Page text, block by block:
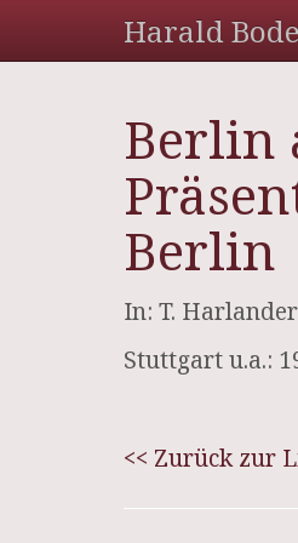
Harald
Berlin
Berlin
In: T.
Stuttgart u.a.:
<< Zurück zur